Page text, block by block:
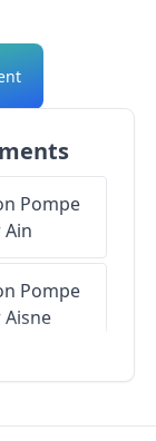
Pompe
Ain
Pompe
Aisne
Pompe